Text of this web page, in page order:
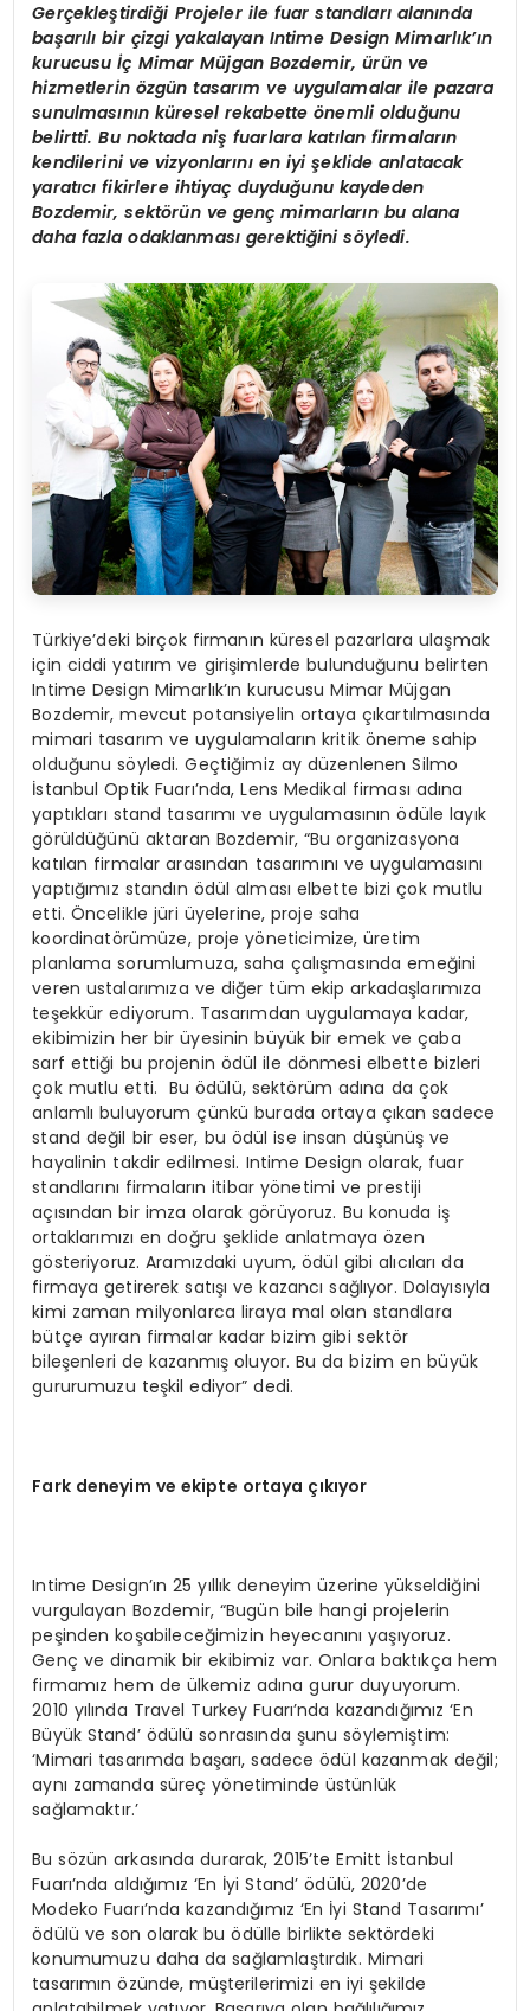
Gerçekleştirdiği Projeler ile fuar standları alanında
başarılı bir çizgi yakalayan Intime Design Mimarlık’ın
kurucusu İç Mimar Müjgan Bozdemir, ürün ve
hizmetlerin özgün tasarım ve uygulamalar ile pazara
sunulmasının küresel rekabetteönemli olduğunu
belirtti. Bu noktada niş fuarlara katılan firmaların
kendilerini ve vizyonlarını en iyi şeklide anlatacak
yaratıcı fikirlere ihtiyaç duyduğunu kaydeden
Bozdemir, sektörün ve genç mimarların bu alana
daha fazla odaklanması gerektiğini söyledi.
Türkiye’deki birçok firmanın küresel pazarlara ulaşmak
için ciddi yatırım ve girişimlerde bulunduğunu belirten
Intime Design Mimarlık’ın kurucusu Mimar Müjgan
Bozdemir, mevcut potansiyelin ortaya çıkartılmasında
mimari tasarım ve uygulamaların kritik öneme sahip
olduğunu söyledi. Geçtiğimiz ay düzenlenen Silmo
İstanbul Optik Fuarı’nda, Lens Medikal firması adına
yaptıkları stand tasarımı ve uygulamasının ödüle layık
görüldüğünü aktaran Bozdemir, “Bu organizasyona
katılan firmalar arasından tasarımını ve uygulamasını
yaptığımız standın ödül alması elbette bizi çok mutlu
etti. Öncelikle jüri üyelerine, proje saha
koordinatörümüze, proje yöneticimize, üretim
planlama sorumlumuza, saha çalışmasında emeğini
veren ustalarımıza ve diğer tüm ekip arkadaşlarımıza
teşekkür ediyorum. Tasarımdan uygulamaya kadar,
ekibimizin her bir üyesinin büyük bir emek ve çaba
sarf ettiği bu projenin ödül ile dönmesi elbette bizleri
çok mutlu etti. Bu ödülü, sektörüm adına da çok
anlamlı buluyorum çünkü burada ortaya çıkan sadece
stand değil bir eser, bu ödül ise insan düşünüş ve
hayalinin takdir edilmesi. Intime Design olarak, fuar
standlarını firmaların itibar yönetimi ve prestiji
açısından bir imza olarak görüyoruz. Bu konuda iş
ortaklarımızı en doğru şeklide anlatmaya özen
gösteriyoruz. Aramızdaki uyum, ödül gibi alıcıları da
firmaya getirerek satışı ve kazancı sağlıyor. Dolayısıyla
kimi zaman milyonlarca liraya mal olan standlara
bütçe ayıran firmalar kadar bizim gibi sektör
bileşenleri de kazanmış oluyor. Bu da bizim en büyük
gururumuzu teşkil ediyor” dedi.
Fark deneyim ve ekipte ortaya çıkıyor
Intime Design’ın 25 yıllık deneyim üzerine yükseldiğini
vurgulayan Bozdemir, “Bugün bile hangi projelerin
peşinden koşabileceğimizin heyecanını yaşıyoruz.
Genç ve dinamik bir ekibimiz var. Onlara baktıkça hem
firmamız hem de ülkemiz adına gurur duyuyorum.
2010 yılında Travel Turkey Fuarı’nda kazandığımız ‘En
Büyük Stand’ ödülü sonrasında şunu söylemiştim:
‘Mimari tasarımda başarı, sadece ödül kazanmak değil;
aynı zamanda süreç yönetiminde üstünlük
sağlamaktır.’
Bu sözün arkasında durarak, 2015’te Emitt İstanbul
Fuarı’nda aldığımız ‘En İyi Stand’ ödülü, 2020’de
Modeko Fuarı’nda kazandığımız ‘En İyi Stand Tasarımı’
ödülü ve son olarak bu ödülle birlikte sektördeki
konumumuzu daha da sağlamlaştırdık. Mimari
tasarımın özünde, müşterilerimizi en iyi şekilde